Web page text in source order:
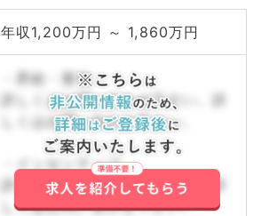
年収1,200万円 ～ 1,860万円
・昇給・賞与
詳しくはお問い合わせ下さい。詳
しくはお問い合わせ下さい。
・インセンティブ
詳しくはお問い合わせ下さい。詳
しくはお問い合わせ下さい。